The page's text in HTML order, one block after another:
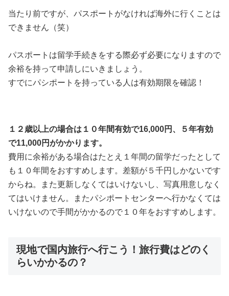
当たり前ですが、パスポートがなければ海外に行くことは
できません（笑）
パスポートは留学手続きをする際必ず必要になりますので
余裕を持って申請しにいきましょう。
すでにパシポートを持っている人は有効期限を確認！
１２歳以上の場合は１０年間有効で16,000円、５年有効
で11,000円がかかります。
費用に余裕がある場合はたとえ１年間の留学だったとして
も１０年間をおすすめします。差額が５千円しかないです
からね。また更新しなくてはいけないし、写真用意しなく
てはいけません。またパシポートセンターへ行かなくては
いけないので手間がかかるので１０年をおすすめします。
現地で国内旅行へ行こう！旅行費はどのく
らいかかるの？